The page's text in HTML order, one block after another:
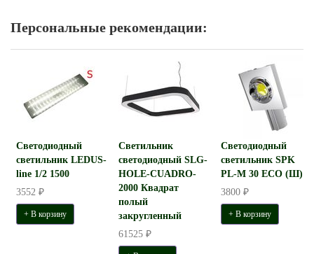
Персональные рекомендации:
Светодиодный
светильник LEDUS-
line 1/2 1500
3552 ₽
+ В корзину
Светильник
светодиодный SLG-
HOLE-CUADRO-
2000 Квадрат
полый
закругленный
61525 ₽
Светодиодный
светильник SPK
PL-M 30 ECO (Ш)
3800 ₽
+ В корзину